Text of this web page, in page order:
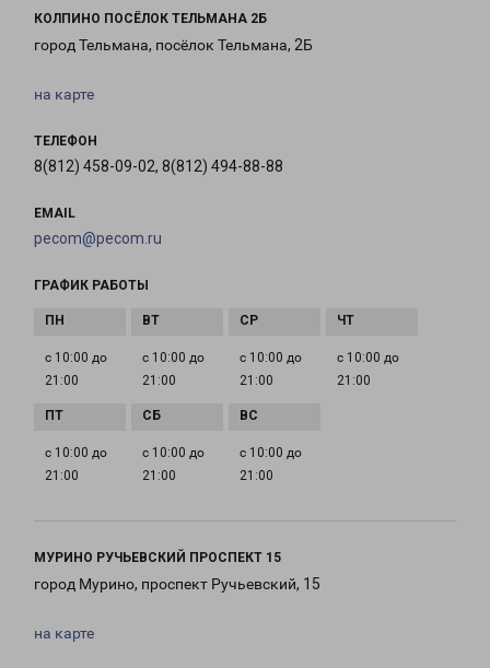
КОЛПИНО ПОСЁЛОК ТЕЛЬМАНА 2Б
город Тельмана, посёлок Тельмана, 2Б
на карте
ТЕЛЕФОН
8(812) 458-09-02, 8(812) 494-88-88
EMAIL
pecom@pecom.ru
ГРАФИК РАБОТЫ
с 10:00 до
21:00
с 10:00 до
21:00
с 10:00 до
21:00
с 10:00 до
21:00
с 10:00 до
21:00
с 10:00 до
21:00
с 10:00 до
21:00
МУРИНО РУЧЬЕВСКИЙ ПРОСПЕКТ 15
город Мурино, проспект Ручьевский, 15
на карте